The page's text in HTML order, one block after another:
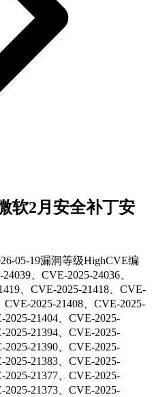
软2月安全补丁安
05-19漏洞等级HighCVE编
、CVE-2025-24036、
、CVE-2025-21418、CVE-
CVE-2025-21408、CVE-2025-
2025-21404、CVE-2025-
2025-21394、CVE-2025-
2025-21390、CVE-2025-
2025-21383、CVE-2025-
2025-21377、CVE-2025-
2025-21373、CVE-2025-